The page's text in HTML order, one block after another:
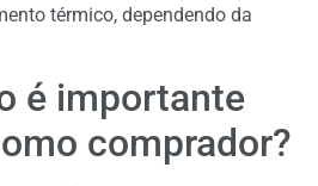
térmico, dependendo da
é importante
comprador?